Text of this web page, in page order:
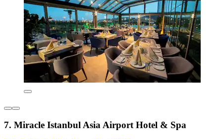
7. Miracle Istanbul Asia Airport Hotel & Spa